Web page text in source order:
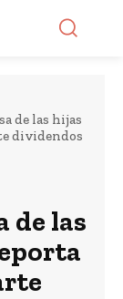
de las hijas
dividendos
de las